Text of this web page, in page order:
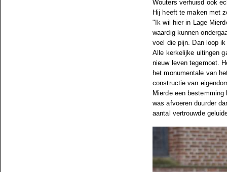
Wouters verhuisd ook
Hij heeft te maken met
"Ik wil hier in Lage
waardig kunnen
voel die pijn. Dan loop
Alle kerkelijke uitingen
nieuw leven tegemoet.
het monumentale van
constructie van
Mierde een
was afvoeren duurder
aantal vertrouwde